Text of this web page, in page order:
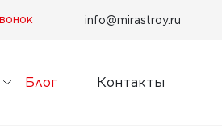
info@mirastroy.ru
Блог Контакты